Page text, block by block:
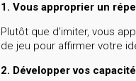
1. Vous approprier un
Plutôt que d’imiter, vous
de jeu pour affirmer votre
2. Développer vos